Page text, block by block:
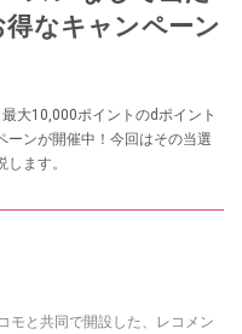
なキャンペーン
大10,000ポイントのdポイント
ーンが開催中！今回はその当選
ます。
モと共同で開設した、レコメン